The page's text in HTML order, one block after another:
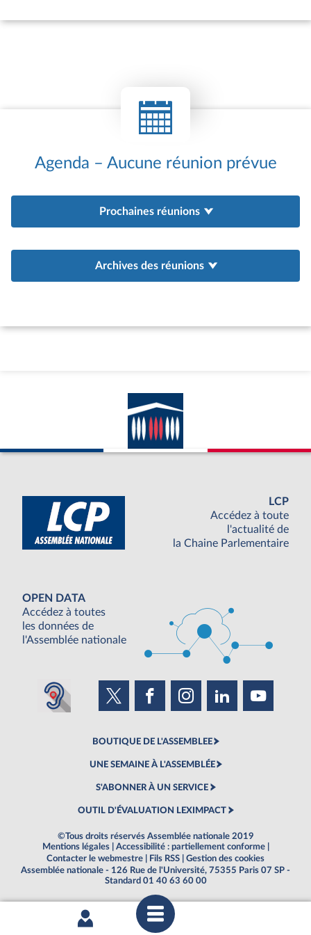
Agenda – Aucune réunion prévue
Prochaines réunions
Archives des réunions
LCP
Accédez à toute
l'actualité de
la Chaine Parlementaire
OPEN DATA
Accédez à toutes
les données de
l'Assemblée nationale
BOUTIQUE DE L'ASSEMBLEE
UNE SEMAINE À L'ASSEMBLÉE
S'ABONNER À UN SERVICE
OUTIL D'ÉVALUATION LEXIMPACT
©Tous droits réservés Assemblée nationale 2019
Mentions légales
Accessibilité : partiellement conforme
Contacter le webmestre
Fils RSS
Gestion des cookies
Assemblée nationale - 126 Rue de l'Université, 75355 Paris 07 SP -
Standard 01 40 63 60 00